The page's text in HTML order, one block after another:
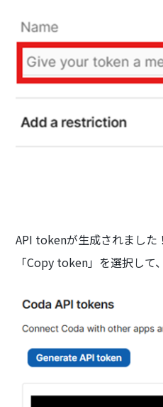
API tokenが生成されました！
「Copy token」を選択して